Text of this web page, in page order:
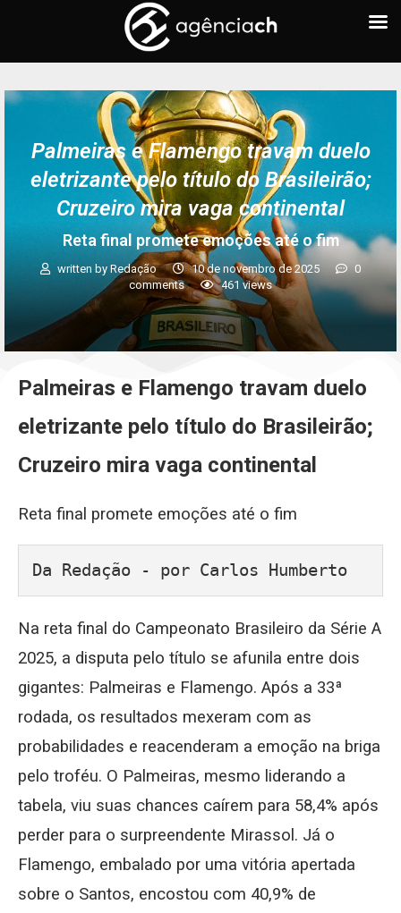
Palmeiras e Flamengo travam duelo
eletrizante pelo título do Brasileirão;
Cruzeiro mira vaga continental
Reta final promete emoções até o fim
written by Redação 10 de novembro de 2025
0
comments
461 views
Palmeiras e Flamengo travam duelo
eletrizante pelo título do Brasileirão;
Cruzeiro mira vaga continental
Reta final promete emoções até o fim
Da Redação - por Carlos Humberto
Na reta final do Campeonato Brasileiro da Série A
2025, a disputa pelo título se afunila entre dois
gigantes: Palmeiras e Flamengo. Após a 33ª
rodada, os resultados mexeram com as
probabilidades e reacenderam a emoção na briga
pelo troféu. O Palmeiras, mesmo liderando a
tabela, viu suas chances caírem para 58,4% após
perder para o surpreendente Mirassol. Já o
Flamengo, embalado por uma vitória apertada
sobre o Santos, encostou com 40,9% de